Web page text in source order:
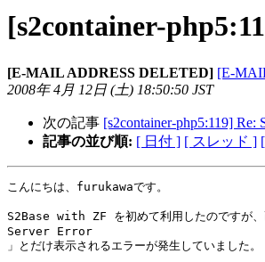
[s2container-
[E-MAIL ADDRESS DELETED] [E-
2008年 4月 12日 (土) 18:50:50 JST
次の記事 [s2container-php5:119]
記事の並び順: [ 日付 ] [ スレッド ]
こんにちは、furukawaです。
S2Base with ZF を初めて利用したのですが
Server Error
」とだけ表示されるエラーが発生していました。